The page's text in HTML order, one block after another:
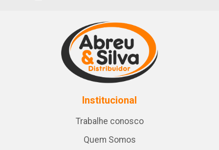
Institucional
Trabalhe conosco
Quem Somos